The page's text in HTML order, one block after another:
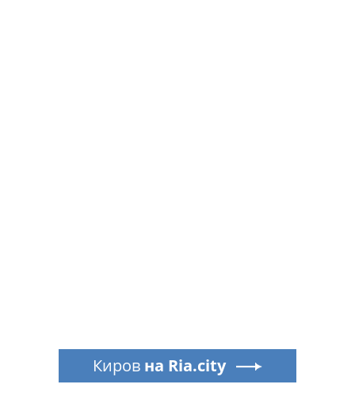
Киров на Ria.city